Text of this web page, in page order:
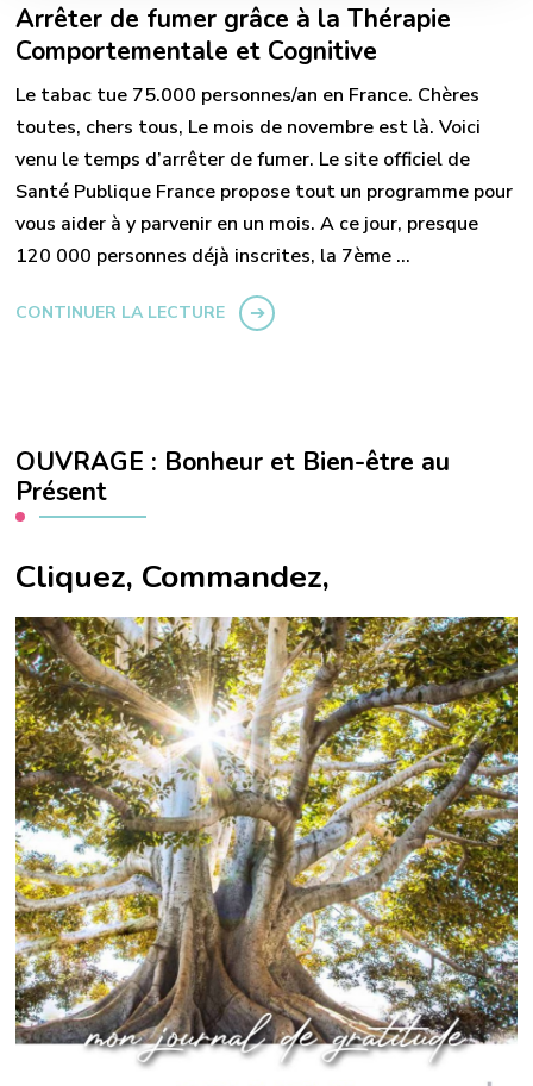
Arrêter de fumer grâce à la Thérapie
Comportementale et Cognitive
Le tabac tue 75.000 personnes/an en France. Chères
toutes, chers tous, Le mois de novembre est là. Voici
venu le temps d’arrêter de fumer. Le site officiel de
Santé Publique France propose tout un programme pour
vous aider à y parvenir en un mois. A ce jour, presque
120 000 personnes déjà inscrites, la 7ème …
CONTINUER LA LECTURE
OUVRAGE : Bonheur et Bien-être au
Présent
Cliquez, Commandez,